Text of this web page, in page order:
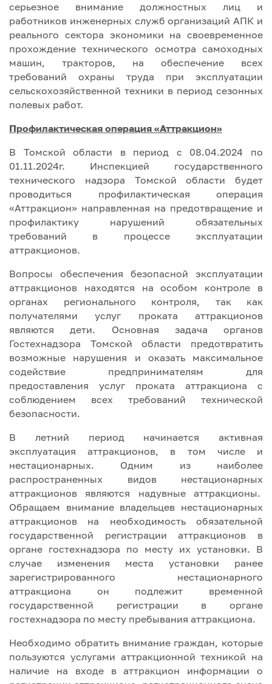
серьезное внимание должностных лиц и
работников инженерных служб организаций АПК и
реального сектора экономики на своевременное
прохождение технического осмотра самоходных
машин, тракторов, на обеспечение всех
требований охраны труда при эксплуатации
сельскохозяйственной техники в период сезонных
полевых работ.
Профилактическая операция «Аттракцион»
В Томской области в период с 08.04.2024 по
01.11.2024г. Инспекцией государственного
технического надзора Томской области будет
проводиться профилактическая операция
«Аттракцион» направленная на предотвращение и
профилактику нарушений обязательных
требований в процессе эксплуатации
аттракционов.
Вопросы обеспечения безопасной эксплуатации
аттракционов находятся на особом контроле в
органах регионального контроля, так как
получателями услуг проката аттракционов
являются дети. Основная задача органов
Гостехнадзора Томской области предотвратить
возможные нарушения и оказать максимальное
содействие предпринимателям для
предоставления услуг проката аттракциона с
соблюдением всех требований технической
безопасности.
В летний период начинается активная
эксплуатация аттракционов, в том числе и
нестационарных. Одним из наиболее
распространенных видов нестационарных
аттракционов являются надувные аттракционы.
Обращаем внимание владельцев нестационарных
аттракционов на необходимость обязательной
государственной регистрации аттракционов в
органе гостехнадзора по месту их установки. В
случае изменения места установки ранее
зарегистрированного нестационарного
аттракциона он подлежит временной
государственной регистрации в органе
гостехнадзора по месту пребывания аттракциона.
Необходимо обратить внимание граждан, которые
пользуются услугами аттракционной техникой на
наличие на входе в аттракцион информации о